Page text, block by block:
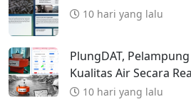
10 hari yang lalu
PlungDAT,
Kualitas Air Secara
10 hari yang lalu